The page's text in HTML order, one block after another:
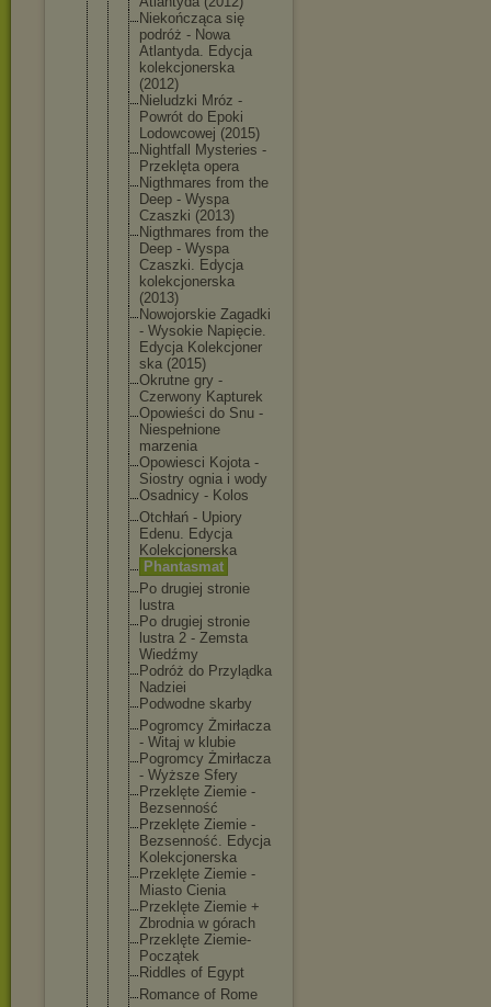
Niekończąca się
podróż - Nowa
Atlantyda. Edycja
kolekcjonerska
(2012)
Nieludzki Mróz -
Powrót do Epoki
Lodowcowej (2015)
Nightfall Mysteries -
Przeklęta opera
Nigthmares from the
Deep - Wyspa
Czaszki (2013)
Nigthmares from the
Deep - Wyspa
Czaszki. Edycja
kolekcjonerska
(2013)
Nowojorskie Zagadki
- Wysokie Napięcie.
Edycja Kolekcjoner
ska (2015)
Okrutne gry -
Czerwony Kapturek
Opowieści do Snu -
Niespełnione
marzenia
Opowiesci Kojota -
Siostry ognia i wody
Osadnicy - Kolos
Otchłań - Upiory
Edenu. Edycja
Kolekcjonerska
Phantasmat
Po drugiej stronie
lustra
Po drugiej stronie
lustra 2 - Zemsta
Wiedźmy
Podróż do Przylądka
Nadziei
Podwodne skarby
Pogromcy Żmirłacza
- Witaj w klubie
Pogromcy Żmirłacza
- Wyższe Sfery
Przeklęte Ziemie -
Bezsenność
Przeklęte Ziemie -
Bezsenność. Edycja
Kolekcjonerska
Przeklęte Ziemie -
Miasto Cienia
Przeklęte Ziemie +
Zbrodnia w górach
Przeklęte Ziemie-
Początek
Riddles of Egypt
Romance of Rome